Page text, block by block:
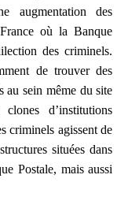
augmentation des
où la Banque
des criminels.
de trouver des
au sein même du site
d’institutions
criminels agissent de
situées dans
Postale, mais aussi